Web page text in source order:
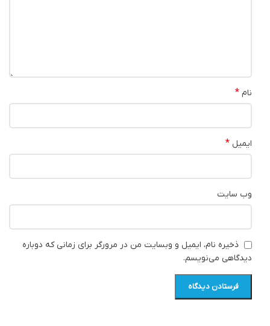
نام *
ایمیل *
وب‌ سایت
ذخیره نام، ایمیل و وبسایت من در مرورگر برای زمانی که دوباره
دیدگاهی می‌نویسم.